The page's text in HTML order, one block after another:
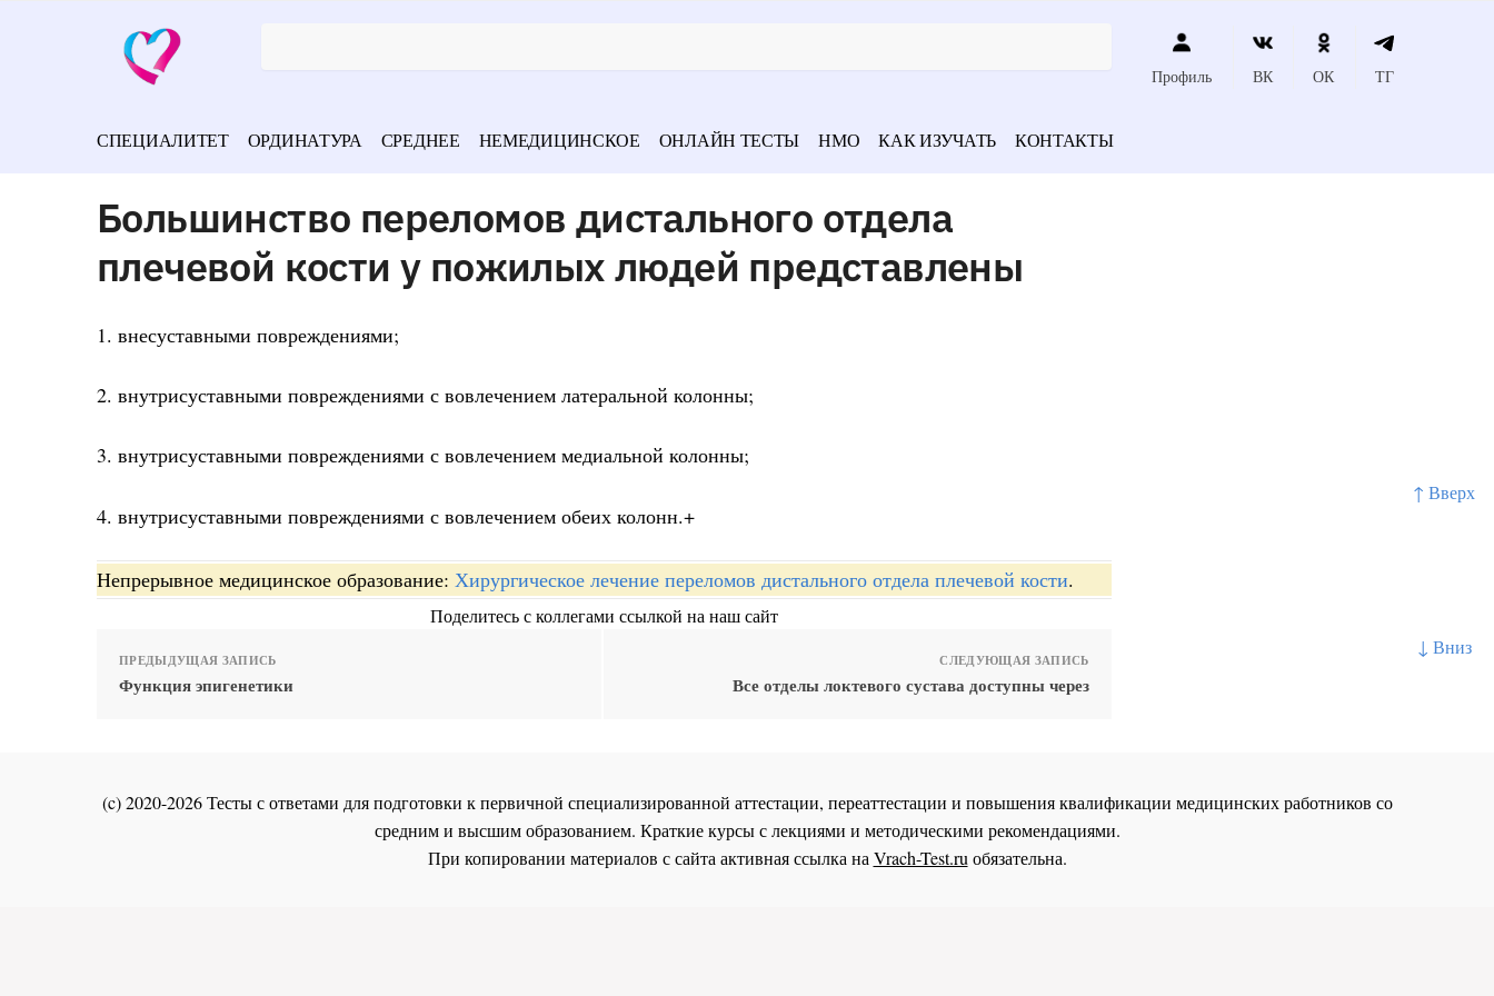
↑ Вверх
↓ Вниз
Профиль ВК ОК ТГ
СПЕЦИАЛИТЕТ ОРДИНАТУРА СРЕДНЕЕ НЕМЕДИЦИНСКОЕ ОНЛАЙН ТЕСТЫ НМО КАК ИЗУЧАТЬ КОНТАКТЫ
Большинство переломов дистального отдела
плечевой кости у пожилых людей представлены
1. внесуставными повреждениями;
2. внутрисуставными повреждениями с вовлечением латеральной колонны;
3. внутрисуставными повреждениями с вовлечением медиальной колонны;
4. внутрисуставными повреждениями с вовлечением обеих колонн.+
Непрерывное медицинское образование: Хирургическое лечение переломов дистального отдела плечевой кости.
Поделитесь с коллегами ссылкой на наш сайт
ПРЕДЫДУЩАЯ ЗАПИСЬ
Функция эпигенетики
СЛЕДУЮЩАЯ ЗАПИСЬ
Все отделы локтевого сустава доступны через
(c) 2020-2026 Тесты с ответами для подготовки к первичной специализированной аттестации, переаттестации и повышения квалификации медицинских работников со
средним и высшим образованием. Краткие курсы с лекциями и методическими рекомендациями.
При копировании материалов с сайта активная ссылка наVrach-Test.ruобязательна.